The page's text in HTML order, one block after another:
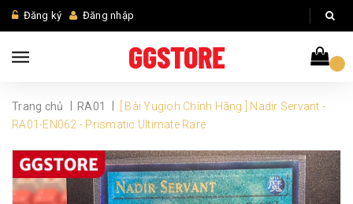
Đăng ký Đăng nhập
Trang chủ RA01
[ Bài Yugioh Chính Hãng ] Nadir Servant -
RA01-EN062 - Prismatic Ultimate Rare